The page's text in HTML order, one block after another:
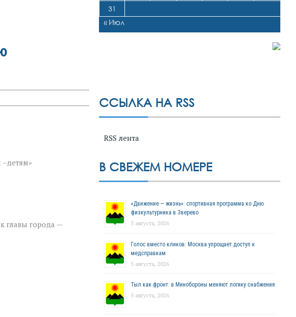
–детям»
главы города —
31
« Июл
ССЫЛКА НА RSS
RSS лента
В СВЕЖЕМ НОМЕРЕ
«Движение — жизнь»: спортивная программа ко Дню
физкультурника в Зверево
5 августа, 2026
Голос вместо кликов: Москва упрощает доступ к
медсправкам
5 августа, 2026
Тыл как фронт: в Минобороны меняют логику снабжения
5 августа, 2026